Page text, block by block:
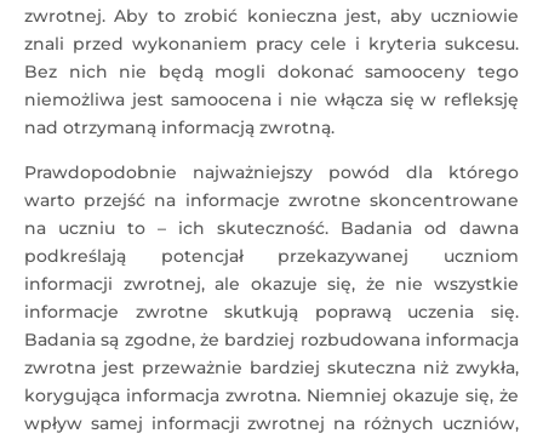
zwrotnej. Aby to zrobić konieczna jest, aby uczniowie
znali przed wykonaniem pracy cele i kryteria sukcesu.
Bez nich nie będą mogli dokonać samooceny tego
niemożliwa jest samoocena i nie włącza się w refleksję
nad otrzymaną informacją zwrotną.
Prawdopodobnie najważniejszy powód dla którego
warto przejść na informacje zwrotne skoncentrowane
na uczniu to – ich skuteczność. Badania od dawna
podkreślają potencjał przekazywanej uczniom
informacji zwrotnej, ale okazuje się, że nie wszystkie
informacje zwrotne skutkują poprawą uczenia się.
Badania są zgodne, że bardziej rozbudowana informacja
zwrotna jest przeważnie bardziej skuteczna niż zwykła,
korygująca informacja zwrotna. Niemniej okazuje się, że
wpływ samej informacji zwrotnej na różnych uczniów,